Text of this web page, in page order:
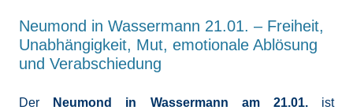
Neumond in Wassermann 21.01. – Freiheit,
Unabhängigkeit, Mut, emotionale Ablösung
und Verabschiedung
Der Neumond in Wassermann am 21.01. ist